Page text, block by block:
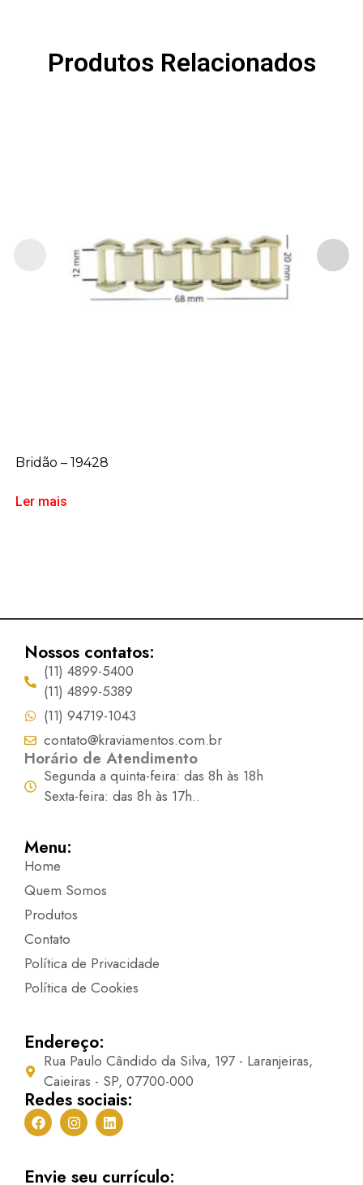
Produtos Relacionados
Bridão – 19428
Ler mais
Nossos contatos:
(11) 4899-5400
(11) 4899-5389
(11) 94719-1043
contato@kraviamentos.com.br
Horário de Atendimento
Segunda a quinta-feira: das 8h às 18h
Sexta-feira: das 8h às 17h..
Menu:
Home
Quem Somos
Produtos
Contato
Política de Privacidade
Política de Cookies
Endereço:
Rua Paulo Cândido da Silva, 197 - Laranjeiras,
Caieiras - SP, 07700-000
Redes sociais:
Envie seu currículo: